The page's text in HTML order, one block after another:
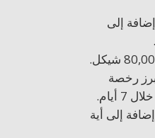
إلى
رخصة
أيام.
إضافة إلى أية